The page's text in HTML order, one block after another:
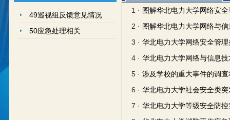
49巡视组反馈意见情况
50应急处理相关
1 · 图解华北电力大学网络安
2 · 图解华北电力大学网络与
3 · 华北电力大学网络安全管
4 · 华北电力大学网络与信息
5 · 涉及学校的重大事件的调
6 · 华北电力大学社会安全类
7 · 华北电力大学等级安全防